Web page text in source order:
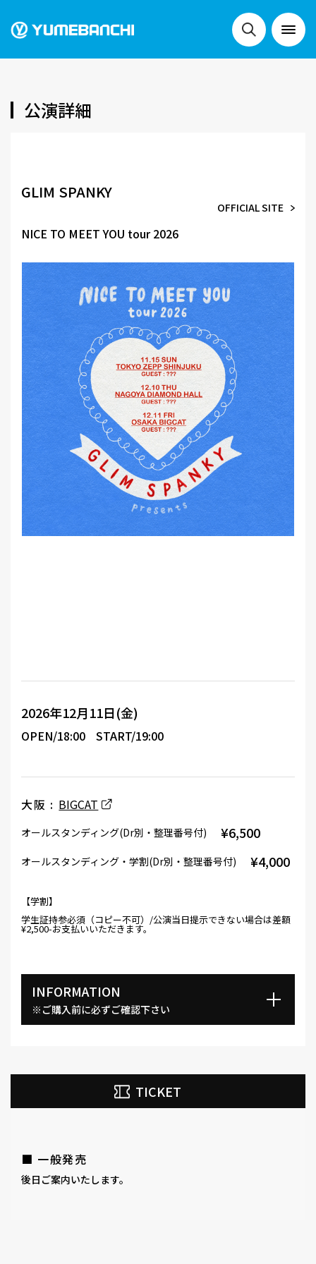
FESTIVALS
MEMBER
公演詳細
GLIM SPANKY
OFFICIAL SITE
NICE TO MEET YOU tour 2026
2026年12月11日(金)
OPEN/18:00 START/19:00
大阪 : BIGCAT
オールスタンディング(Dr別・整理番号付) ¥6,500
オールスタンディング・学割(Dr別・整理番号付) ¥4,000
【学割】
学生証持参必須（コピー不可）/公演当日提示できない場合は差額
¥2,500-お支払いいただきます。
INFORMATION
※ご購入前に必ずご確認下さい
TICKET
■ 一般発売
後日ご案内いたします。